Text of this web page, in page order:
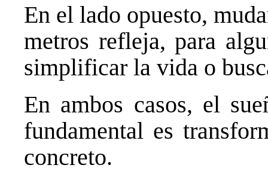
En el lado opuesto,
metros refleja, para
simplificar la vida o
En ambos casos, el
fundamental es
concreto.